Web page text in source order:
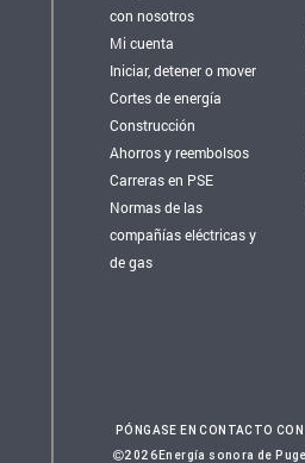
con nosotros
Mi cuenta
Iniciar, detener o mover
Cortes de energía
Construcción
Ahorros y reembolsos
Carreras en PSE
Normas de las
compañías eléctricas y
de gas
PÓNGASE EN CONTACTO
2026Energía sonora de